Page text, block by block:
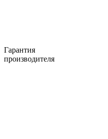
Гарантия
производителя